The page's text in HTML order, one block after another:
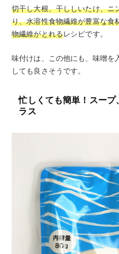
切干し大根、干ししいたけ、ニ
り、水溶性食物繊維が豊富な食
物繊維がとれるレシピです。
味付けは、この他にも、味噌を
しても良さそうです。
忙しくても簡単！スー
ラス